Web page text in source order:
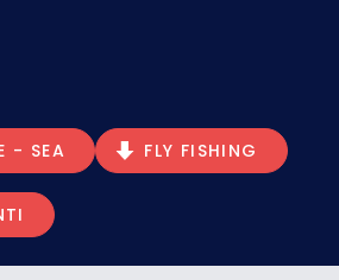
- SEA FLY FISHING